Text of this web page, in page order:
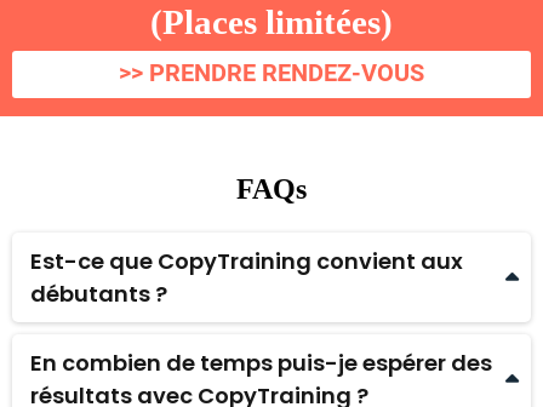
(Places limitées)
>> PRENDRE RENDEZ-VOUS
FAQs
Est-ce que CopyTraining convient aux
débutants ?
Oui, absolument. CopyTraining a été conçu pour accompagner
aussi bien les débutants motivés que les freelances ou
entrepreneurs déjà lancés. L’approche est progressive, concrète
et basée sur la pratique réelle.
En combien de temps puis-je espérer des
résultats avec CopyTraining ?